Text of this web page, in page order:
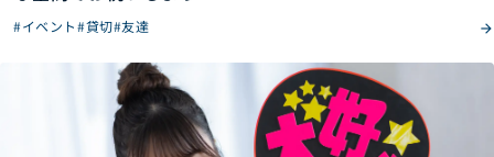
#イベント#貸切#友達